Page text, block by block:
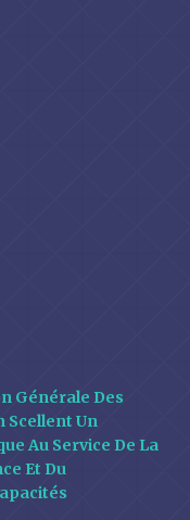
Générale Des
Scellent Un
Au Service De La
Et Du